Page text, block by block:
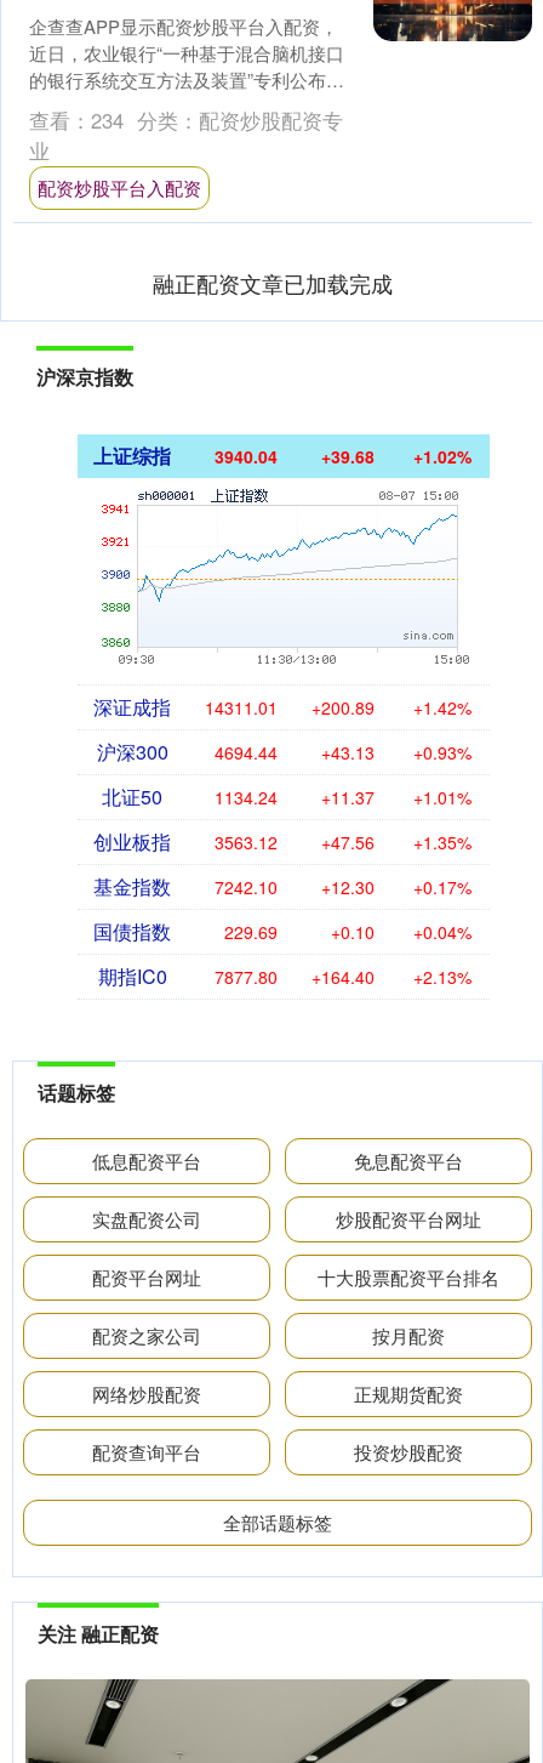
企查查APP显示配资炒股平台入配资，
近日，农业银行“一种基于混合脑机接口
的银行系统交互方法及装置”专利公布。
企查查专利摘要显示，该申请通过对眼
电信号实时采集，当....
查看： 234 分类： 配资炒股配资专
业
配资炒股平台入配资
融正配资文章已加载完成
沪深京指数
上证综指 3940.04 +39.68 +1.02%
深证成指 14311.01 +200.89 +1.42%
沪深300 4694.44 +43.13 +0.93%
北证50 1134.24 +11.37 +1.01%
创业板指 3563.12 +47.56 +1.35%
基金指数 7242.10 +12.30 +0.17%
国债指数 229.69 +0.10 +0.04%
期指IC0 7877.80 +164.40 +2.13%
话题标签
低息配资平台 免息配资平台
实盘配资公司 炒股配资平台网址
配资平台网址 十大股票配资平台排名
配资之家公司 按月配资
网络炒股配资 正规期货配资
配资查询平台 投资炒股配资
全部话题标签
关注 融正配资